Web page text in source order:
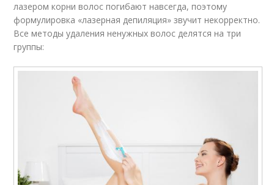
лазером корни волос погибают навсегда, поэтому
формулировка «лазерная депиляция» звучит некорректно.
Все методы удаления ненужных волос делятся на три
группы: